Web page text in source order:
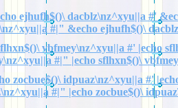
ejhufh$()\ dacblz\nz^xyu||a #'
#|" &echo ejhufh$()\
vbfmey\nz^xyu||a #' |echo
#|" |echo sflhxn$()\
zocbue$()\ idpuaz\nz^xyu||a #'
#|" |echo zocbue$()\